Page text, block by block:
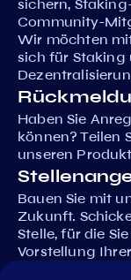
sichern,
Community-
Wir möchten
sich für Staking
Haben Sie
können? Teilen
unseren
Bauen Sie mit
Zukunft.
Stelle, für die
Vorstellung